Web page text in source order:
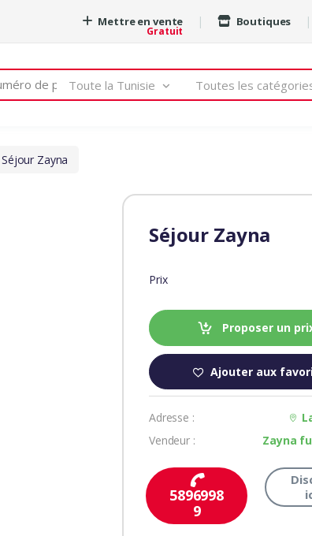
Mettre en vente
Gratuit
Boutiques
Toute la Tunisie Toutes les
Séjour Zayna
Séjour Zayna
Prix
Proposer un
Ajouter aux
Adresse :
Vendeur :
Zayna
5896998
9